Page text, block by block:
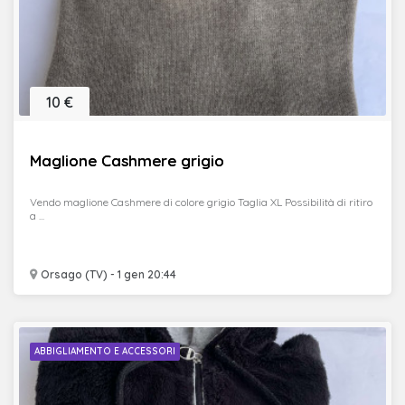
Maglione Cashmere grigio
Orsago (TV) - 1 gen 20:44
10 €
Vendo maglione Cashmere di colore grigio Taglia XL Possibilità di ritiro
a ...
ABBIGLIAMENTO E ACCESSORI